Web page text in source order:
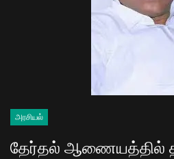
அரசியல்
தேர்தல் ஆணையத்தில்